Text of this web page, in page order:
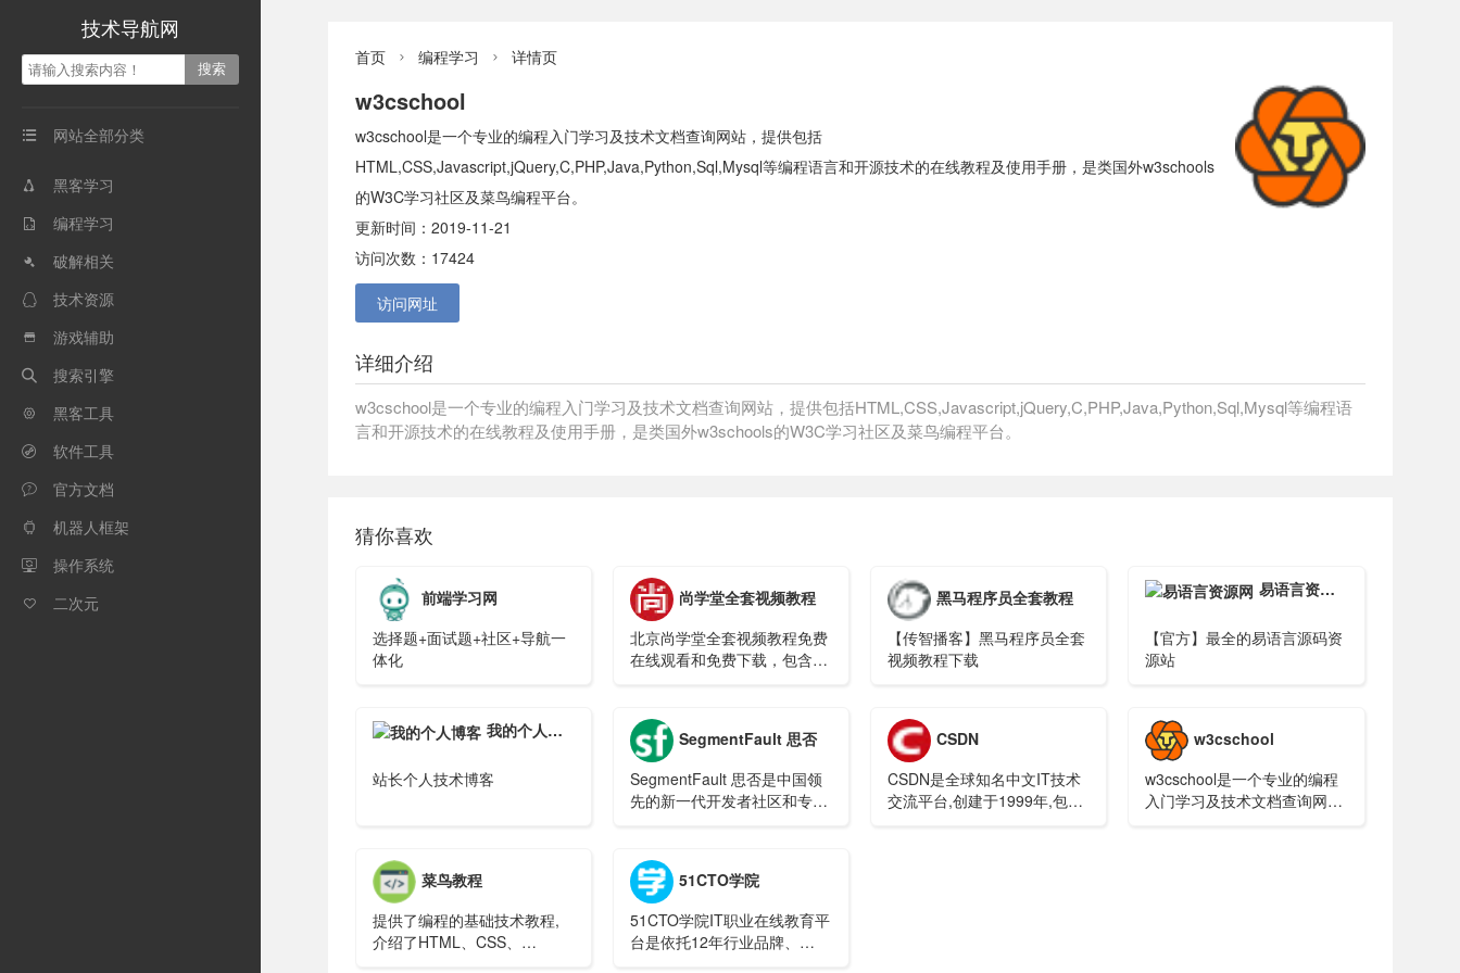
技术导航网
 网站全部分类
 黑客学习
 编程学习
 破解相关
 技术资源
 游戏辅助
 搜索引擎
 黑客工具
 软件工具
 官方文档
 机器人框架
 操作系统
 二次元
首页  编程学习  详情页
w3cschool
w3cschool是一个专业的编程入门学习及技术文档查询网站，提供包括
HTML,CSS,Javascript,jQuery,C,PHP,Java,Python,Sql,Mysql等编程语言和开源技术的在线教程及使用手册，是类国外w3schools
的W3C学习社区及菜鸟编程平台。
更新时间：2019-11-21
访问次数：17424
访问网址
详细介绍
w3cschool是一个专业的编程入门学习及技术文档查询网站，提供包括HTML,CSS,Javascript,jQuery,C,PHP,Java,Python,Sql,Mysql等编程语
言和开源技术的在线教程及使用手册，是类国外w3schools的W3C学习社区及菜鸟编程平台。
猜你喜欢
前端学习网
选择题+面试题+社区+导航一
体化
尚学堂全套视频教程
北京尚学堂全套视频教程免费
在线观看和免费下载，包含各
到你理想中的编程学习教程视
频。
黑马程序员全套教程
【传智播客】黑马程序员全套
视频教程下载
易语言资源网
【官方】最全的易语言源码资
源站
我的个人博客
站长个人技术博客
SegmentFault 思否
SegmentFault 思否是中国领
先的新一代开发者社区和专业
CSDN
CSDN是全球知名中文IT技术
交流平台,创建于1999年,包含
w3cschool
w3cschool是一个专业的编程
入门学习及技术文档查询网
菜鸟教程
提供了编程的基础技术教程,
介绍了HTML、CSS、
51CTO学院
51CTO学院IT职业在线教育平
台是依托12年行业品牌、